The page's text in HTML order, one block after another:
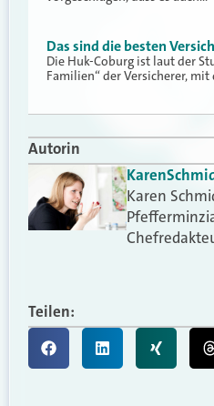
Das sind die besten
Die Huk-Coburg ist laut der
Familien“ der Versicherer,
Autorin
Karen
Karen
Teilen: